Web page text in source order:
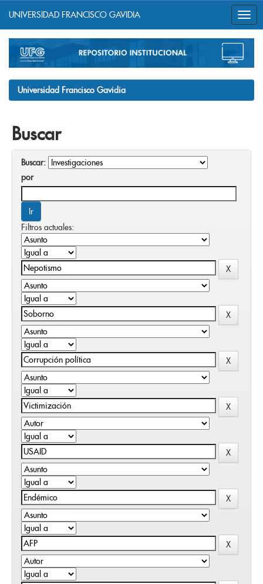
navigation
UNIVERSIDAD FRANCISCO GAVIDIA
Universidad Francisco Gavidia
Buscar
Buscar:
por
Filtros actuales: